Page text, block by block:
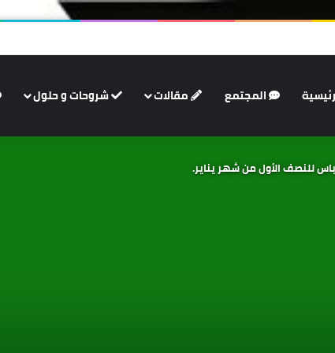
المجتمع مقالات شروحات و حلول
للنصف الأول من شهر يناير.